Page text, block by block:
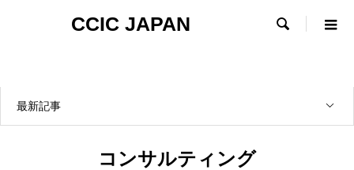
CCIC JAPAN 
最新記事
コンサルティング